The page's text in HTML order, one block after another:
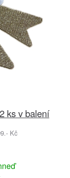
ks v balení
Kč